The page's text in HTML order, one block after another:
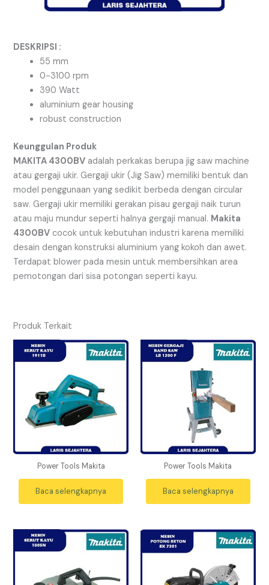
DESKRIPSI :
55 mm
0-3100 rpm
390 Watt
aluminium gear housing
robust construction
Keunggulan Produk
MAKITA 4300BV adalah perkakas berupa jig saw machine
atau gergaji ukir. Gergaji ukir (Jig Saw) memiliki bentuk dan
model penggunaan yang sedikit berbeda dengan circular
saw. Gergaji ukir memiliki gerakan pisau gergaji naik turun
atau maju mundur seperti halnya gergaji manual. Makita
4300BV cocok untuk kebutuhan industri karena memiliki
desain dengan konstruksi aluminium yang kokoh dan awet.
Terdapat blower pada mesin untuk membersihkan area
pemotongan dari sisa potongan seperti kayu.
Produk Terkait
Power Tools Makita
Baca selengkapnya
Power Tools Makita
Baca selengkapnya